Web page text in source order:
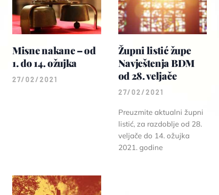
Misne nakane – od
1. do 14. ožujka
27/02/2021
Župni listić župe
Navještenja BDM
od 28. veljače
27/02/2021
Preuzmite aktualni župni
listić, za razdoblje od 28.
veljače do 14. ožujka
2021. godine